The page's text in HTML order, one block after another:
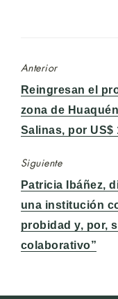
Anterior
Entrada
anterior:
Reingresan el
zona de
Salinas, por US$
Siguiente
Entrada
siguiente:
Patricia Ibáñez,
una institución
probidad y, por,
colaborativo”